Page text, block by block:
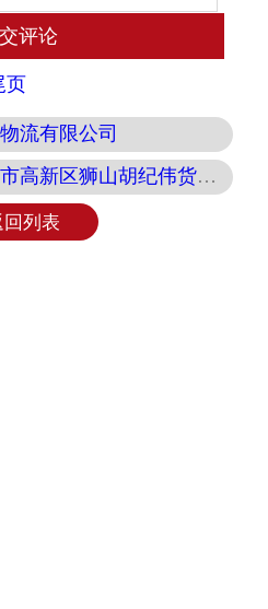
页
流有限公司
新区狮山胡纪伟货运服务部
回列表